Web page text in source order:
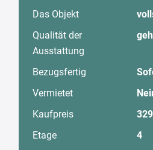
Das Objekt
Qualität der
Ausstattung
Bezugsfertig
Vermietet
Kaufpreis
Etage
4